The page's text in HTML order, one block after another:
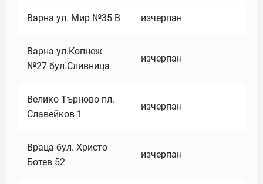
Варна ул. Мир №35 В изчерпан
Варна ул.Копнеж
№27 бул.Сливница
изчерпан
Велико Търново пл.
Славейков 1
изчерпан
Враца бул. Христо
Ботев 52
изчерпан